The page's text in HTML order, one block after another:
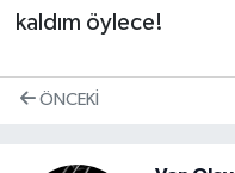
kaldım öylece!
ÖNCEKI